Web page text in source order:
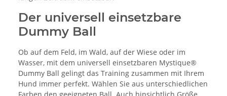
Der universell einsetzbare
Dummy Ball
Ob auf dem Feld, im Wald, auf der Wiese oder im
Wasser, mit dem universell einsetzbaren Mystique®
Dummy Ball gelingt das Training zusammen mit Ihrem
Hund immer perfekt. Wählen Sie aus unterschiedlichen